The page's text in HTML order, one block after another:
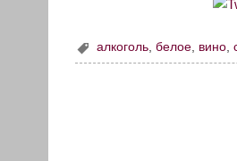
алкоголь ,белое вино ,